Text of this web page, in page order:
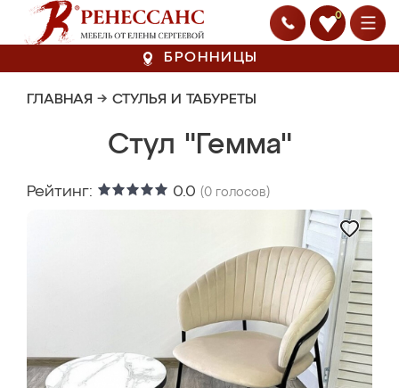
0
БРОННИЦЫ
ГЛАВНАЯ → СТУЛЬЯ И ТАБУРЕТЫ
Стул "Гемма"
Рейтинг: 0.0 (0 голосов)